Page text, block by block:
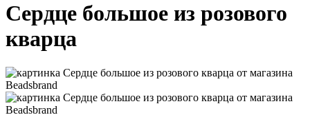
Сердце большое из розового
кварца